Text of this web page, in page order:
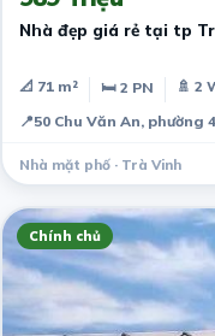
Nhà đẹp giá rẻ tại tp
📐 71 m² 🛏 2 PN
🚿 2
📍50 Chu Văn An,
Nhà mặt phố · Trà Vinh
Chính chủ